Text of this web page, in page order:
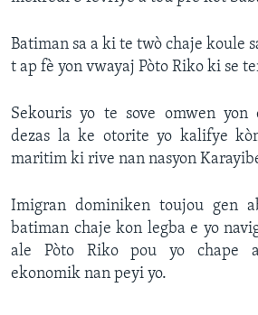
Batiman sa a ki te twò chaje koule
t ap fè yon vwayaj Pòto Riko ki se
Sekouris yo te sove omwen yon
dezas la ke otorite yo kalifye
maritim ki rive nan nasyon
Imigran dominiken toujou gen
batiman chaje kon legba e yo
ale Pòto Riko pou yo chape
ekonomik nan peyi yo.